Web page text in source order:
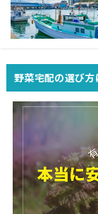
野菜宅配の選び方